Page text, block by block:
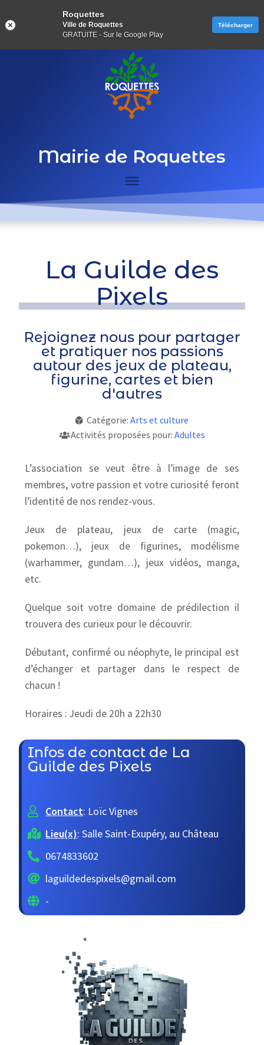
Mairie de Roquettes
La Guilde des
Pixels
Rejoignez nous pour partager
et pratiquer nos passions
autour des jeux de plateau,
figurine, cartes et bien
d'autres
Catégorie: Arts et culture
Activités proposées pour: Adultes
L’association se veut être à l’image de ses
membres, votre passion et votre curiosité feront
l’identité de nos rendez-vous.
Jeux de plateau, jeux de carte (magic,
pokemon…), jeux de figurines, modélisme
(warhammer, gundam…), jeux vidéos, manga,
etc.
Quelque soit votre domaine de prédilection il
trouvera des curieux pour le découvrir.
Débutant, confirmé ou néophyte, le principal est
d’échanger et partager dans le respect de
chacun !
Horaires : Jeudi de 20h a 22h30
Infos de contact de La
Guilde des Pixels
Contact: Loïc Vignes
Lieu(x): Salle Saint-Exupéry, au Château
0674833602
laguildedespixels@gmail.com
-
Roquettes
Ville de Roquettes
GRATUITE - Sur le Google Play
Télécharger